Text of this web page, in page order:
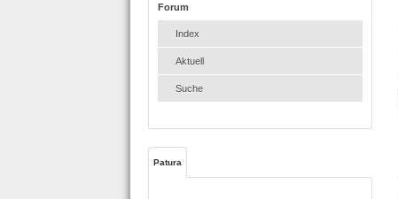
Forum
Index
Aktuell
Suche
Patura